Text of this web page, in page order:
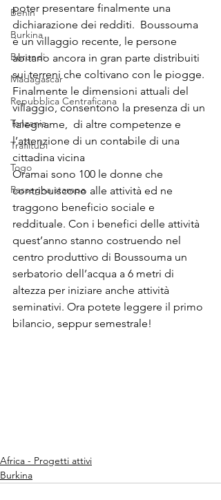
Benin
Burkina
Burundi
Madagascar
Repubblica Centraficana
Tanzania
Trafiltubi
Togo
Rassegna stampa
poter presentare finalmente una
dichiarazione dei redditi.  Boussouma
è un villaggio recente, le persone
abitano ancora in gran parte distribuiti
sui terreni che coltivano con le piogge.
Finalmente le dimensioni attuali del
villaggio, consentono la presenza di un
falegname,  di altre competenze e
l’attenzione di un contabile di una
cittadina vicina
Oramai sono 100 le donne che
contribuiscono alle attività ed ne
traggono beneficio sociale e
reddituale. Con i benefici delle attività
quest’anno stanno costruendo nel
centro produttivo di Boussouma un
serbatorio dell’acqua a 6 metri di
altezza per iniziare anche attività
seminativi. Ora potete leggere il primo
bilancio, seppur semestrale!
Africa - Progetti attivi
Burkina